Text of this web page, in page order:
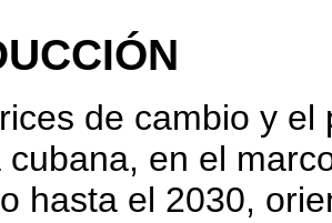
de cambio y
en el
hasta el 2030,